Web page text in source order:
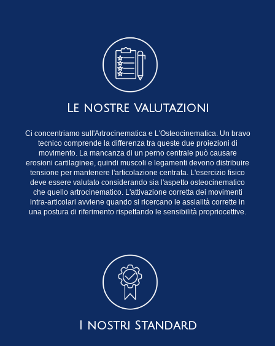
Le nostre Valutazioni
Ci concentriamo sull'Artrocinematica e L'Osteocinematica. Un bravo
tecnico comprende la differenza tra queste due proiezioni di
movimento. La mancanza di un perno centrale può causare
erosioni cartilaginee, quindi muscoli e legamenti devono distribuire
tensione per mantenere l'articolazione centrata. L'esercizio fisico
deve essere valutato considerando sia l'aspetto osteocinematico
che quello artrocinematico. L'attivazione corretta dei movimenti
intra-articolari avviene quando si ricercano le assialità corrette in
una postura di riferimento rispettando le sensibilità propriocettive.
I nostri Standard